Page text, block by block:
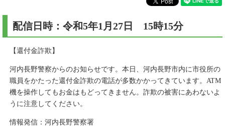
配信日時：令和5年1月27日 15時15分
【還付金詐欺】
河内長野警察からのお知らせです。本日、河内長野市内に市役所の
職員をかたった還付金詐欺の電話が多数かかってきています。ATM
機を操作してもお金はもどってきません。詐欺の被害にあわないよ
うに注意してください。
情報発信：河内長野警察署